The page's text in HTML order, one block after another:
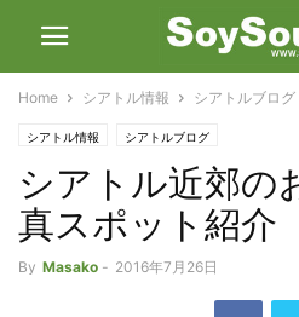
Home シアトル情報 シアトルブログ
シアトル情報 シアトルブログ
シアトル近郊の
真スポット紹介
By Masako - 2016年7月26日